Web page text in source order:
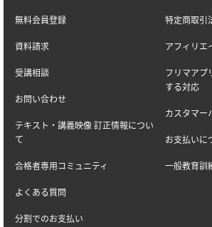
無料会員登録
資料請求
受講相談
お問い合わせ
テキスト・講義映像 訂正情報につい
て
合格者専用コミュニティ
よくある質問
分割でのお支払い
特定商取引
アフィリエ
フリマアプ
する対応
カスタマー
お支払いに
一般教育訓